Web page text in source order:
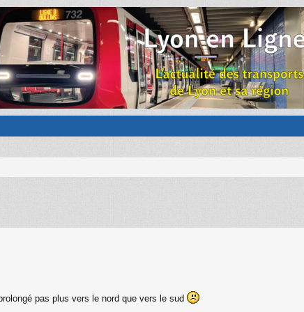
pas plus vers le nord que vers le sud